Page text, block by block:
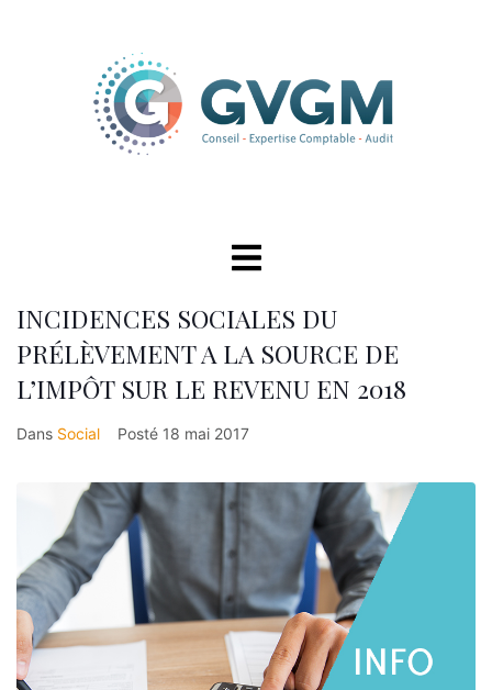
INCIDENCES SOCIALES DU
PRÉLÈVEMENT A LA SOURCE DE
L’IMPÔT SUR LE REVENU EN 2018
Dans Social Posté 18 mai 2017